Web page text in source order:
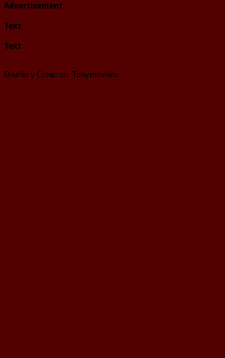
Advertisement
Text
Text
Diseño y Creación: Tonymóviles